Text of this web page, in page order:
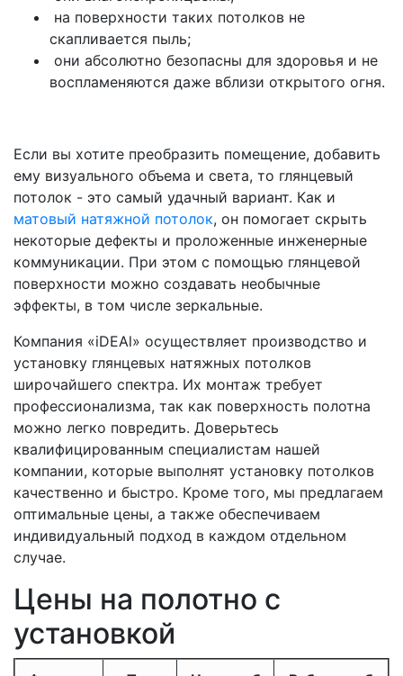
на поверхности таких потолков не
скапливается пыль;
они абсолютно безопасны для здоровья и не
воспламеняются даже вблизи открытого огня.
Если вы хотите преобразить помещение, добавить
ему визуального объема и света, то глянцевый
потолок - это самый удачный вариант. Как и
матовый натяжной потолок, он помогает скрыть
некоторые дефекты и проложенные инженерные
коммуникации. При этом с помощью глянцевой
поверхности можно создавать необычные
эффекты, в том числе зеркальные.
Компания «iDEAl» осуществляет производство и
установку глянцевых натяжных потолков
широчайшего спектра. Их монтаж требует
профессионализма, так как поверхность полотна
можно легко повредить. Доверьтесь
квалифицированным специалистам нашей
компании, которые выполнят установку потолков
качественно и быстро. Кроме того, мы предлагаем
оптимальные цены, а также обеспечиваем
индивидуальный подход в каждом отдельном
случае.
Цены на полотно с
установкой